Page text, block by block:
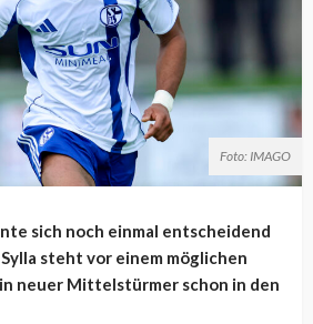
Foto: IMAGO
sich noch einmal entscheidend
steht vor einem möglichen
neuer Mittelstürmer schon in den